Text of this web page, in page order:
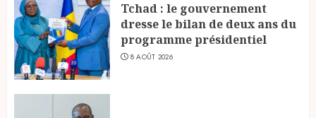
Tchad : le gouvernement
dresse le bilan de deux ans du
programme présidentiel
8 AOÛT 2026